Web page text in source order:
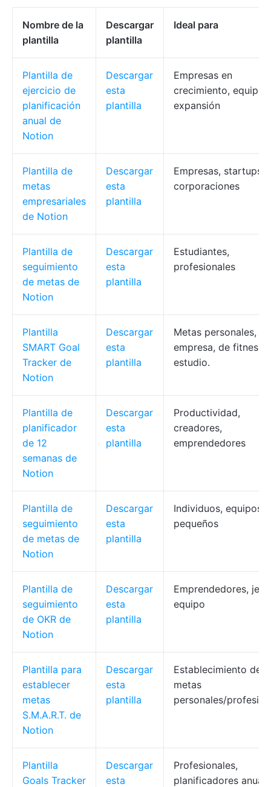
Nombre de la
plantilla
Descargar
plantilla
Ideal para
Plantilla de
ejercicio de
planificación
anual de
Notion
Descargar
esta
plantilla
Empresas en
crecimiento, equipos
expansión
Plantilla de
metas
empresariales
de Notion
Descargar
esta
plantilla
Empresas, startups,
corporaciones
Plantilla de
seguimiento
de metas de
Notion
Descargar
esta
plantilla
Estudiantes,
profesionales
Plantilla
SMART Goal
Tracker de
Notion
Descargar
esta
plantilla
Metas personales, de
empresa, de fitness
estudio.
Plantilla de
planificador
de 12
semanas de
Notion
Descargar
esta
plantilla
Productividad,
creadores,
emprendedores
Plantilla de
seguimiento
de metas de
Notion
Descargar
esta
plantilla
Individuos, equipos
pequeños
Plantilla de
seguimiento
de OKR de
Notion
Descargar
esta
plantilla
Emprendedores,
equipo
Plantilla para
establecer
metas
S.M.A.R.T. de
Notion
Descargar
esta
plantilla
Establecimiento de
metas
personales/
Plantilla
Goals Tracker
Descargar
esta
Profesionales,
planificadores